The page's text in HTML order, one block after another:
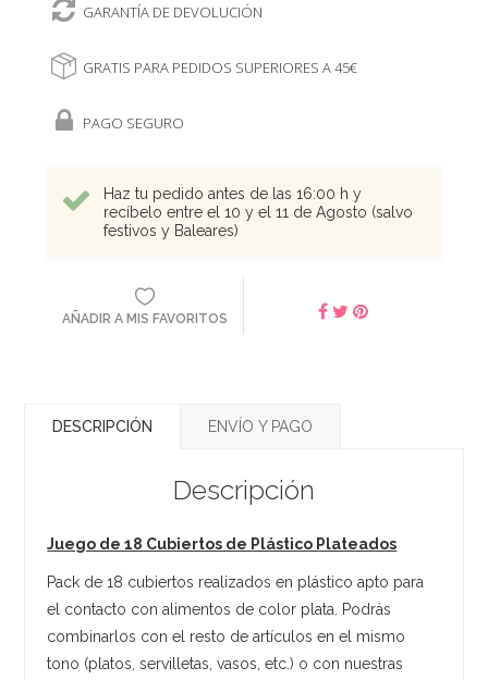
GARANTÍA DE DEVOLUCIÓN
GRATIS PARA PEDIDOS SUPERIORES A 45€
PAGO SEGURO
Haz tu pedido antes de las 16:00 h y
recíbelo entre el 10 y el 11 de Agosto (salvo
festivos y Baleares)
AÑADIR A MIS FAVORITOS
DESCRIPCIÓN ENVÍO Y PAGO
Descripción
Juego de 18 Cubiertos de Plástico Plateados
Pack de 18 cubiertos realizados en plástico apto para
el contacto con alimentos de color plata. Podrás
combinarlos con el resto de artículos en el mismo
tono (platos, servilletas, vasos, etc.) o con nuestras